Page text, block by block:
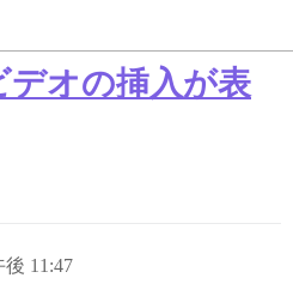
オの挿入が表
後 11:47